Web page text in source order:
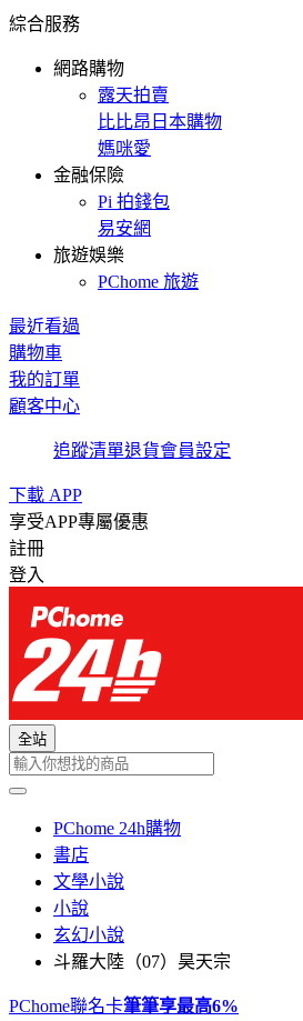
綜合服務
網路購物
露天拍賣
比比昂日本購物
媽咪愛
金融保險
Pi 拍錢包
易安網
旅遊娛樂
PChome 旅遊
最近看過
購物車
我的訂單
顧客中心
追蹤清單退貨會員設定
下載 APP
享受APP專屬優惠
註冊
登入
全站
PChome 24h購物
書店
文學小說
小說
玄幻小說
斗羅大陸（07）昊天宗
PChome聯名卡筆筆享最高6%